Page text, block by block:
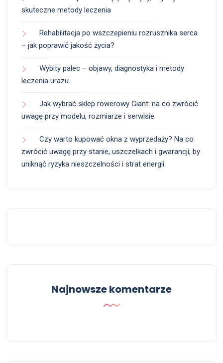
skuteczne metody leczenia
Rehabilitacja po wszczepieniu rozrusznika serca
– jak poprawić jakość życia?
Wybity palec – objawy, diagnostyka i metody
leczenia urazu
Jak wybrać sklep rowerowy Giant: na co zwrócić
uwagę przy modelu, rozmiarze i serwisie
Czy warto kupować okna z wyprzedaży? Na co
zwrócić uwagę przy stanie, uszczelkach i gwarancji, by
uniknąć ryzyka nieszczelności i strat energii
Najnowsze komentarze